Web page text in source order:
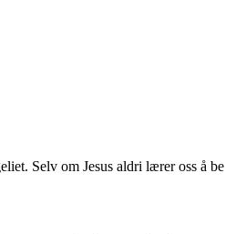
Selv om Jesus aldri lærer oss å be